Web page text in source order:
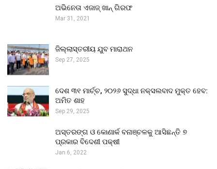
ଅଭିନେତା ଏଜାଜ୍ ଖାନ୍ ଗିରଫ
Mar 31, 2021
ଜିଲ୍ଲାସ୍ତରୀୟ ଯୁବ ମାରାଥନ
Sep 27, 2025
ଦେଶ ୩୧ ମାର୍ଚ୍ଚ, ୨୦୨୬ ସୁଦ୍ଧା ନକ୍ସଲବାଦ ମୁକ୍ତ ହେବ:
ଅମିତ ଶାହ
Sep 29, 2025
ଅସ୍ତରଙ୍ଗ ଓ କୋଣାର୍କ ବନାଞ୍ଚଳକୁ ଆସିଛନ୍ତି ୭
ପ୍ରକାର ବିଦେଶୀ ପକ୍ଷୀ
Jan 6, 2022